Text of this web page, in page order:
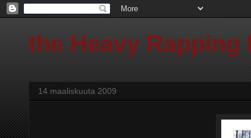
the Heavy Rapping
14 maaliskuuta 2009